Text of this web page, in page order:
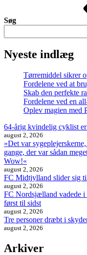
Søg
Nyeste indlæg
Tørremiddel sikrer
Fordelene ved at
Skab den perfekte
Fordelene ved en
Oplev magien med
64-årig kvindelig cyklist
august 2, 2026
»Det var
gange, der var sådan
Wow!«
august 2, 2026
FC Midtjylland slider sig
august 2, 2026
FC Nordsjælland vadede i
først til sidst
august 2, 2026
Tre personer dræbt i
august 2, 2026
Arkiver